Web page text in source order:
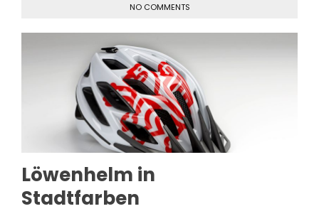
NO COMMENTS
Löwenhelm in
Stadtfarben